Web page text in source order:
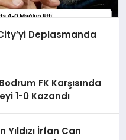
Deplasmanda
FK Karşısında
1-0 Kazandı
Yıldızı İrfan Can